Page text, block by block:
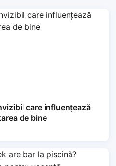
care influențează
de bine